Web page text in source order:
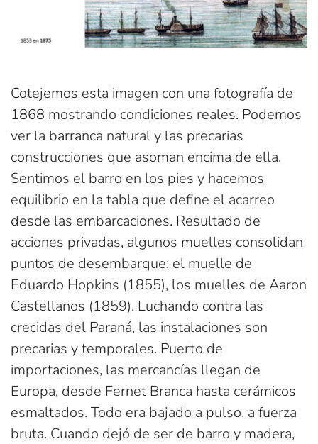
Cotejemos esta imagen con una fotografía de
1868 mostrando condiciones reales. Podemos
ver la barranca natural y las precarias
construcciones que asoman encima de ella.
Sentimos el barro en los pies y hacemos
equilibrio en la tabla que define el acarreo
desde las embarcaciones. Resultado de
acciones privadas, algunos muelles consolidan
puntos de desembarque: el muelle de
Eduardo Hopkins (1855), los muelles de Aaron
Castellanos (1859). Luchando contra las
crecidas del Paraná, las instalaciones son
precarias y temporales. Puerto de
importaciones, las mercancías llegan de
Europa, desde Fernet Branca hasta cerámicos
esmaltados. Todo era bajado a pulso, a fuerza
bruta. Cuando dejó de ser de barro y madera,